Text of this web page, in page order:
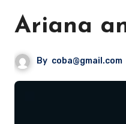
Ariana
By coba@gmail.com